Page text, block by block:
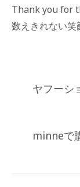
Thank you for
数えきれない笑
ヤフーシ
minneで